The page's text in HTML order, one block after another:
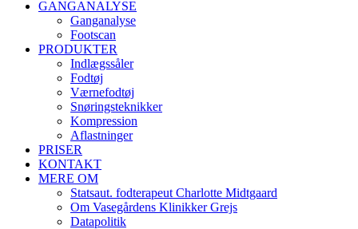
GANGANALYSE
Ganganalyse
Footscan
PRODUKTER
Indlægssåler
Fodtøj
Værnefodtøj
Snøringsteknikker
Kompression
Aflastninger
PRISER
KONTAKT
MERE OM
Statsaut. fodterapeut Charlotte Midtgaard
Om Vasegårdens Klinikker Grejs
Datapolitik